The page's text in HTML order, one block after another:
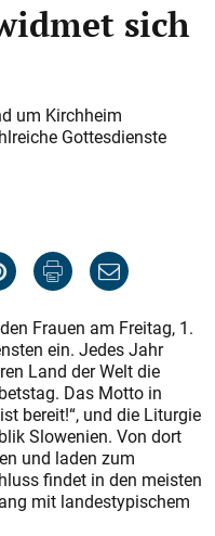
sich
um Kirchheim
Gottesdienste
Frauen am Freitag, 1.
ein. Jedes Jahr
Land der Welt die
Das Motto in
bereit!“, und die Liturgie
Slowenien. Von dort
und laden zum
findet in den meisten
mit landestypischem